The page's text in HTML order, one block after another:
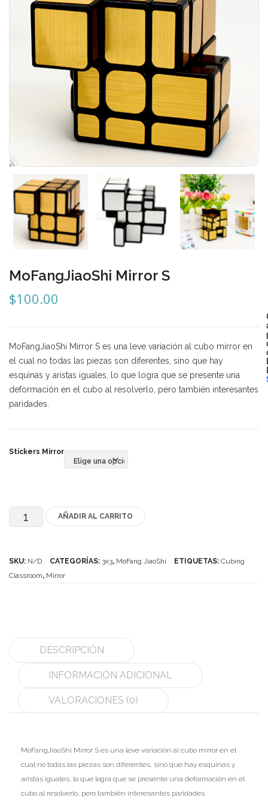
Carni
DaYan
DianSheng
MoHuanShoSu
MoJue
Mozhi
Ninja
QJ
Very Puzzle
Meffert’s
MoYu
YanCheng
Z-Stickers
Mods
Speedcubing
MoFangJiaoShi Mirror S
$100.00
MoFangJiaoShi Mirror S es una leve variación al cubo mirror en
el cual no todas las piezas son diferentes, sino que hay
esquinas y aristas iguales, lo que logra que se presente una
deformación en el cubo al resolverlo, pero también interesantes
paridades.
Stickers Mirror
MoFangJiaoShi
cantidad
AÑADIR AL CARRITO
SKU: N/D CATEGORÍAS: 3x3, MoFang JiaoShi ETIQUETAS: Cubing
Classroom, Mirror
DESCRIPCIÓN
INFORMACIÓN ADICIONAL
VALORACIONES (0)
MoFangJiaoShi Mirror S es una leve variación al cubo mirror en el
cual no todas las piezas son diferentes, sino que hay esquinas y
aristas iguales, lo que logra que se presente una deformación en el
cubo al resolverlo, pero también interesantes paridades.